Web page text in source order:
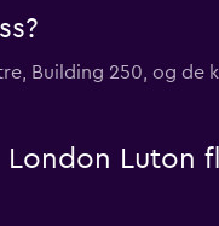
Building 250, og de
Luton